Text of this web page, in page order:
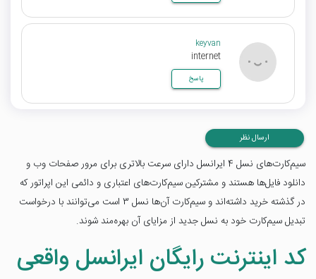
keyvan
internet
پاسخ
ارسال نظر
سیم‌کارت‌های نسل 4 ایرانسل دارای سرعت بالاتری برای مرور صفحات وب و
دانلود فایل‌ها هستند و مشترکین سیم‌کارت‌های اعتباری و دائمی این اپراتور که
در گذشته خرید داشته‌اند و سیم‌کارت آن‌ها نسل 3 است می‌توانند با درخواست
تبدیل سیم‌کارت خود به نسل جدید از مزایای آن بهره‌مند شوند.
کد اینترنت رایگان ایرانسل واقعی